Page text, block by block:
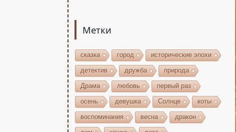
Метки
сказка город исторические эпохи
детектив дружба природа
Драма любовь первый раз
осень девушка Солнце коты
воспоминания весна дракон